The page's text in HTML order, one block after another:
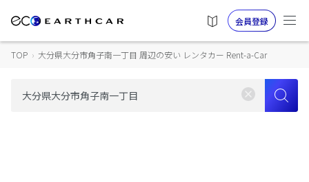
会員登録
TOP › 大分県大分市角子南一丁目 周辺の安い レンタカー Rent-a-Car